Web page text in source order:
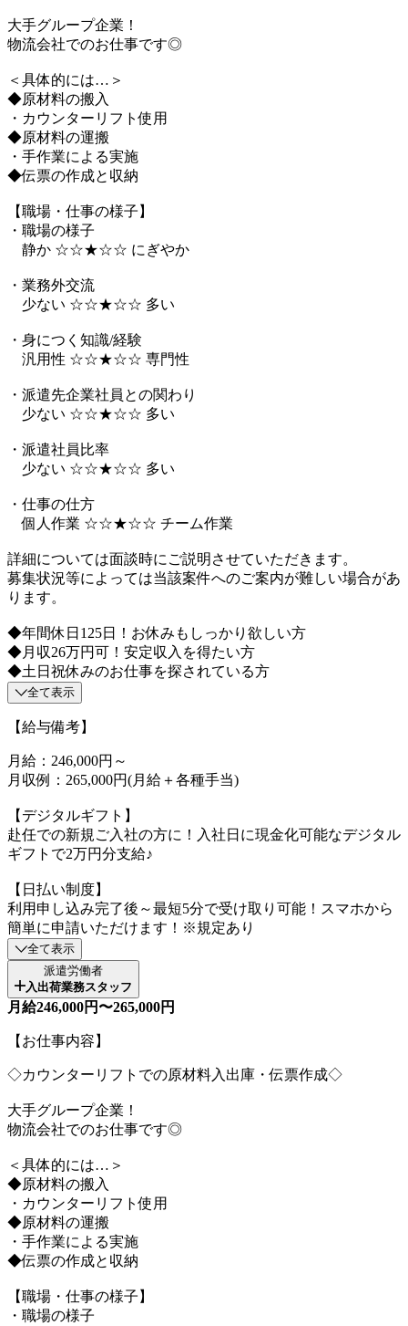
大手グループ企業！
物流会社でのお仕事です◎
＜具体的には…＞
◆原材料の搬入
・カウンターリフト使用
◆原材料の運搬
・手作業による実施
◆伝票の作成と収納
【職場・仕事の様子】
・職場の様子
静か ☆☆★☆☆ にぎやか
・業務外交流
少ない ☆☆★☆☆ 多い
・身につく知識/経験
汎用性 ☆☆★☆☆ 専門性
・派遣先企業社員との関わり
少ない ☆☆★☆☆ 多い
・派遣社員比率
少ない ☆☆★☆☆ 多い
・仕事の仕方
個人作業 ☆☆★☆☆ チーム作業
詳細については面談時にご説明させていただきます。
募集状況等によっては当該案件へのご案内が難しい場合があ
ります。
◆年間休日125日！お休みもしっかり欲しい方
◆月収26万円可！安定収入を得たい方
◆土日祝休みのお仕事を探されている方
全て表示
【給与備考】
月給：246,000円～
月収例：265,000円(月給＋各種手当)
【デジタルギフト】
赴任での新規ご入社の方に！入社日に現金化可能なデジタル
ギフトで2万円分支給♪
【日払い制度】
利用申し込み完了後～最短5分で受け取り可能！スマホから
簡単に申請いただけます！※規定あり
全て表示
派遣労働者
入出荷業務スタッフ
月給246,000円〜265,000円
【お仕事内容】
◇カウンターリフトでの原材料入出庫・伝票作成◇
大手グループ企業！
物流会社でのお仕事です◎
＜具体的には…＞
◆原材料の搬入
・カウンターリフト使用
◆原材料の運搬
・手作業による実施
◆伝票の作成と収納
【職場・仕事の様子】
・職場の様子